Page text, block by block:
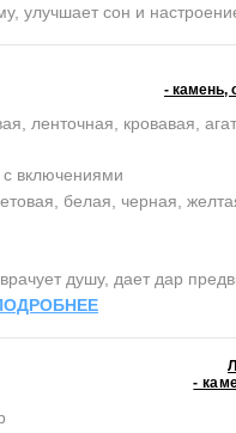
улучшает сон и
- камень,
ленточная, кровавая,
включениями
белая, черная,
душу, дает дар
-